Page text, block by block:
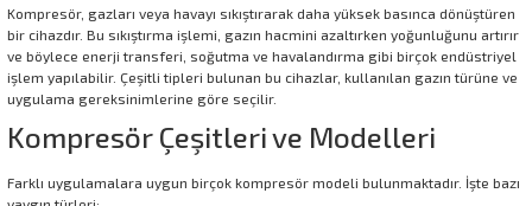
Kompresör, gazları veya havayı sıkıştırarak daha yüksek basınca dönüştüren
bir cihazdır. Bu sıkıştırma işlemi, gazın hacmini azaltırken yoğunluğunu artırır
ve böylece enerji transferi, soğutma ve havalandırma gibi birçok endüstriyel
işlem yapılabilir. Çeşitli tipleri bulunan bu cihazlar, kullanılan gazın türüne ve
uygulama gereksinimlerine göre seçilir.
Kompresör Çeşitleri ve Modelleri
Farklı uygulamalara uygun birçok kompresör modeli bulunmaktadır. İşte bazı